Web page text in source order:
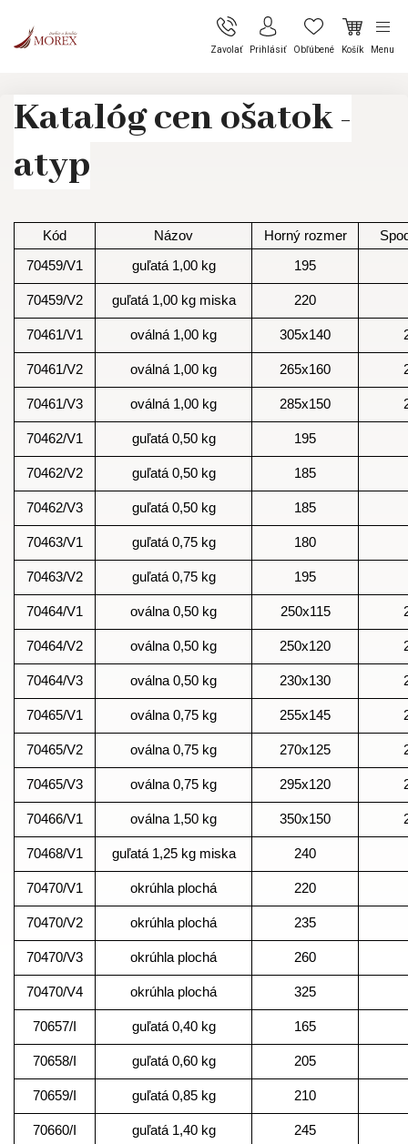
Zavolať Prihlásiť Obľúbené Košík Menu
Katalóg cen ošatok -
atyp
Kód Názov Horný rozmer
70459/V1 guľatá 1,00 kg 195
70459/V2 guľatá 1,00 kg miska 220
70461/V1 oválná 1,00 kg 305x140
70461/V2 oválná 1,00 kg 265x160
70461/V3 oválná 1,00 kg 285x150
70462/V1 guľatá 0,50 kg 195
70462/V2 guľatá 0,50 kg 185
70462/V3 guľatá 0,50 kg 185
70463/V1 guľatá 0,75 kg 180
70463/V2 guľatá 0,75 kg 195
70464/V1 oválna 0,50 kg 250x115
70464/V2 oválna 0,50 kg 250x120
70464/V3 oválna 0,50 kg 230x130
70465/V1 oválna 0,75 kg 255x145
70465/V2 oválna 0,75 kg 270x125
70465/V3 oválna 0,75 kg 295x120
70466/V1 oválna 1,50 kg 350x150
70468/V1 guľatá 1,25 kg miska 240
70470/V1 okrúhla plochá 220
70470/V2 okrúhla plochá 235
70470/V3 okrúhla plochá 260
70470/V4 okrúhla plochá 325
70657/I guľatá 0,40 kg 165
70658/I guľatá 0,60 kg 205
70659/I guľatá 0,85 kg 210
70660/I guľatá 1,40 kg 245